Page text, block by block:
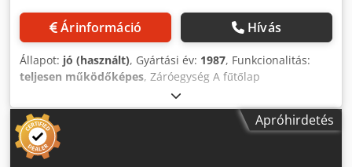
Árinformáció Hívás
Állapot: jó (használt), Gyártási év: 1987, Funkcionalitás:
teljesen működőképes, Záróegység A fűtőlap
fűtőteljesítménye: 0,48 kW fűtőszálanként / 0,9 kW 8
fűtőszállal Nyomóerő: 1.000 kN Dugattyú lökethossza: kb.
250 mm; Záróhenger: kb. 260 mm Dugattyú1-átmérő: 240
mm (főhenger) Záróerő, gyorsjárat: kb. 2 x 500 kN
Visszahúzóerő: kb. 2 x 600 kN Dugattyú2-átmérő: 35 mm
Apróhirdetés